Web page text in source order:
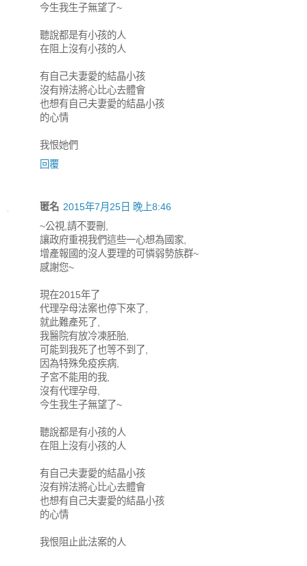
今生我生子無望了~
聽說都是有小孩的人
在阻上沒有小孩的人
有自己夫妻愛的結晶小孩
沒有辨法將心比心去體會
也想有自己夫妻愛的結晶小孩
的心情
我恨她們
回覆
匿名 2015年7月25日 晚上8:46
~公視,請不要刪,
讓政府重視我們這些一心想為國家,
增產報國的沒人要理的可憐弱勢族群~
感謝您~
現在2015年了
代理孕母法案也停下來了,
就此難產死了,
我醫院有放冷凍胚胎,
可能到我死了也等不到了,
因為特殊免疫疾病,
子宮不能用的我,
沒有代理孕母,
今生我生子無望了~
聽說都是有小孩的人
在阻上沒有小孩的人
有自己夫妻愛的結晶小孩
沒有辨法將心比心去體會
也想有自己夫妻愛的結晶小孩
的心情
我恨阻止此法案的人